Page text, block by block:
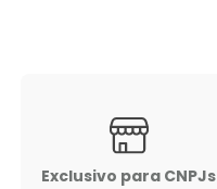
Exclusivo para CNPJs